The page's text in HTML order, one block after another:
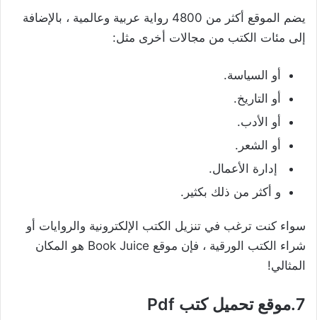
يضم الموقع أكثر من 4800 رواية عربية وعالمية ، بالإضافة
إلى مئات الكتب من مجالات أخرى مثل:
أو السياسة.
أو التاريخ.
أو الأدب.
أو الشعر.
إدارة الأعمال.
و أكثر من ذلك بكثير.
سواء كنت ترغب في تنزيل الكتب الإلكترونية والروايات أو
شراء الكتب الورقية ، فإن موقع Book Juice هو المكان
المثالي!
7.موقع تحميل كتب Pdf